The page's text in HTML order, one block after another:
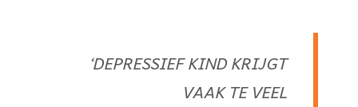
‘DEPRESSIEF KIND KRIJGT
VAAK TE VEEL